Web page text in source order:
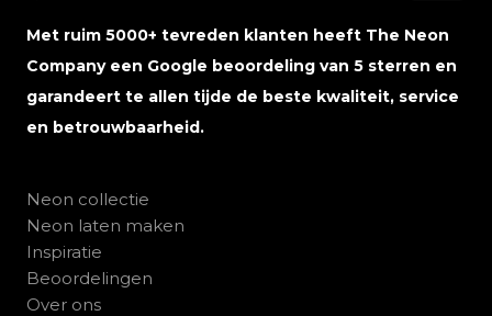
Met ruim 5000+ tevreden klanten heeft The Neon
Company een Google beoordeling van 5 sterren en
garandeert te allen tijde de beste kwaliteit, service
en betrouwbaarheid.
Neon collectie
Neon laten maken
Inspiratie
Beoordelingen
Over ons